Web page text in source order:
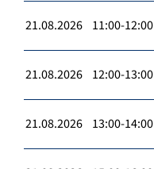
21.08.2026 11:00-12:00
21.08.2026 12:00-13:00
21.08.2026 13:00-14:00